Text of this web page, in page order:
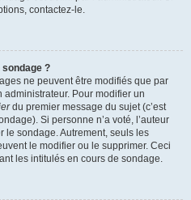
contactez-le.
?
ne peuvent être modifiés que par
administrateur. Pour modifier un
du premier message du sujet (c’est
Si personne n’a voté, l’auteur
le sondage. Autrement, seuls les
le modifier ou le supprimer. Ceci
les intitulés en cours de sondage.